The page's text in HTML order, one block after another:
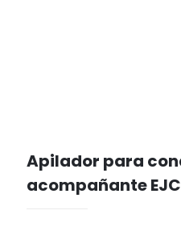
Apilador para
acompañante EJC